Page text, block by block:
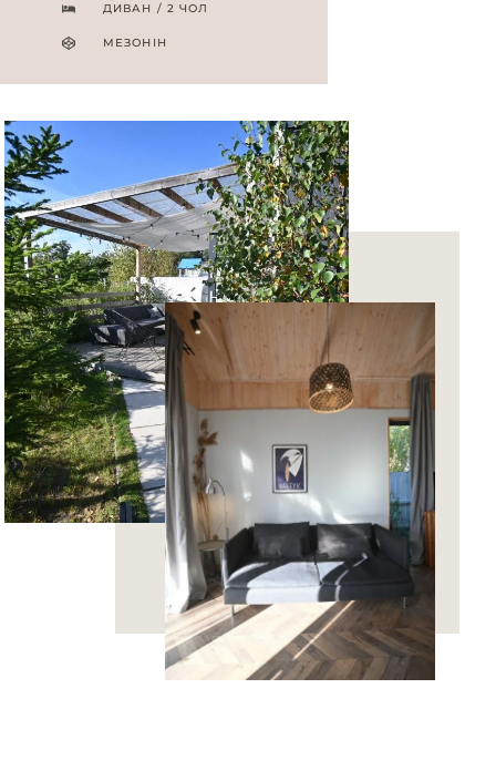
ДИВАН / 2 ЧОЛ
МЕЗОНІН